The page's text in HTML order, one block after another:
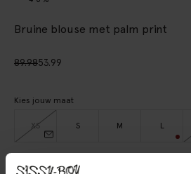
Bruine blouse met palm print
89.9853.99
Kies jouw maat
XS S M L